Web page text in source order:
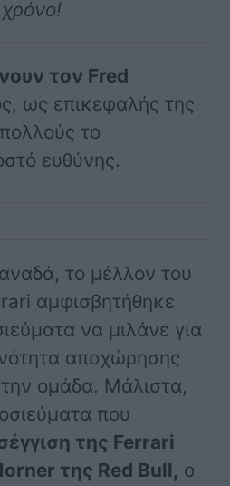
τον Fred
ως επικεφαλής της
το
ευθύνης.
το μέλλον του
αμφισβητήθηκε
να μιλάνε για
αποχώρησης
ομάδα. Μάλιστα,
που
της Ferrari
της Red Bull, ο